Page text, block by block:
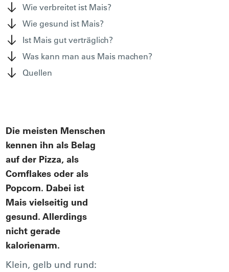
Wie verbreitet ist Mais?
Wie gesund ist Mais?
Ist Mais gut verträglich?
Was kann man aus Mais machen?
Quellen
Die meisten Menschen
kennen ihn als Belag
auf der Pizza, als
Cornflakes oder als
Popcorn. Dabei ist
Mais vielseitig und
gesund. Allerdings
nicht gerade
kalorienarm.
Klein, gelb und rund: